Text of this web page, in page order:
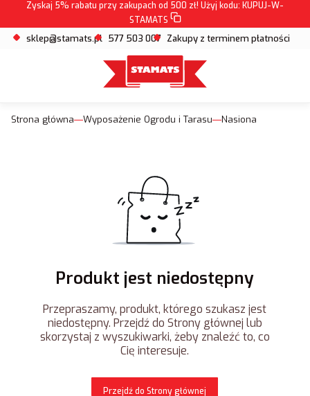
Zyskaj 5% rabatu przy zakupach od 500 zł! Użyj kodu: KUPUJ-W-
STAMATS
sklep@stamats.pl 577 503 007 Zakupy z terminem płatności
Strona główna Wyposażenie Ogrodu i Tarasu Nasiona
Produkt jest niedostępny
Przepraszamy, produkt, którego szukasz jest
niedostępny. Przejdź do Strony głównej lub
skorzystaj z wyszukiwarki, żeby znaleźć to, co
Cię interesuje.
Przejdź do Strony głównej